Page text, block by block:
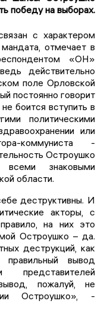
победу на выборах.
с характером
отмечает в
«ОН»
действительно
поле Орловской
постоянно говорит
боится вступить в
политическими
или
коммуниста -
Остроушко
всеми знаковыми
области.
деструктивны. И
акторы, с
на них это
Остроушко – да.
деструкций, как
вывод
пожалуй, не
Остроушко», -